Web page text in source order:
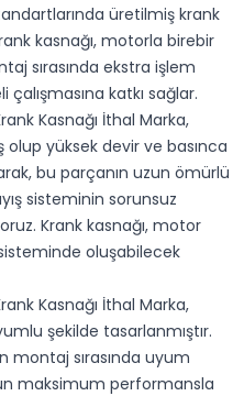
üretilmiş krank
kasnağı, motorla birebir
sırasında ekstra işlem
katkı sağlar.
Kasnağı İthal Marka,
yüksek devir ve basınca
bu parçanın uzun ömürlü
sisteminin sorunsuz
Krank kasnağı, motor
oluşabilecek
Kasnağı İthal Marka,
şekilde tasarlanmıştır.
montaj sırasında uyum
maksimum performansla